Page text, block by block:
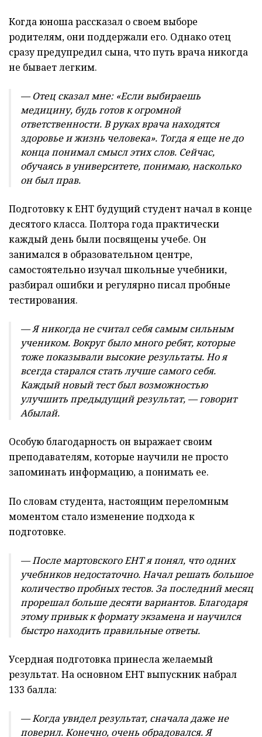
Когда юноша рассказал о своем выборе
родителям, они поддержали его. Однако отец
сразу предупредил сына, что путь врача никогда
не бывает легким.
— Отец сказал мне: «Если выбираешь
медицину, будь готов к огромной
ответственности. В руках врача находятся
здоровье и жизнь человека». Тогда я еще не до
конца понимал смысл этих слов. Сейчас,
обучаясь в университете, понимаю, насколько
он был прав.
Подготовку к ЕНТ будущий студент начал в конце
десятого класса. Полтора года практически
каждый день были посвящены учебе. Он
занимался в образовательном центре,
самостоятельно изучал школьные учебники,
разбирал ошибки и регулярно писал пробные
тестирования.
— Я никогда не считал себя самым сильным
учеником. Вокруг было много ребят, которые
тоже показывали высокие результаты. Но я
всегда старался стать лучше самого себя.
Каждый новый тест был возможностью
улучшить предыдущий результат, — говорит
Абылай.
Особую благодарность он выражает своим
преподавателям, которые научили не просто
запоминать информацию, а понимать ее.
По словам студента, настоящим переломным
моментом стало изменение подхода к
подготовке.
— После мартовского ЕНТ я понял, что одних
учебников недостаточно. Начал решать большое
количество пробных тестов. За последний месяц
прорешал больше десяти вариантов. Благодаря
этому привык к формату экзамена и научился
быстро находить правильные ответы.
Усердная подготовка принесла желаемый
результат. На основном ЕНТ выпускник набрал
133 балла:
— Когда увидел результат, сначала даже не
поверил. Конечно, очень обрадовался. Я